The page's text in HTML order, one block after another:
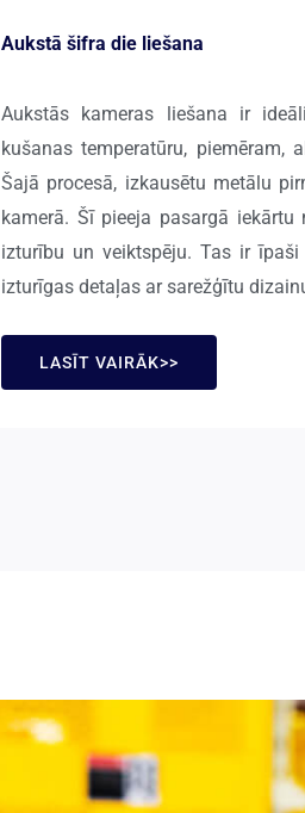
Aukstā šifra die liešana
Aukstās kameras liešana ir
kušanas temperatūru, piemēram,
Šajā procesā, izkausētu metālu
kamerā. Šī pieeja pasargā
izturību un veiktspēju. Tas ir
izturīgas detaļas ar sarežģītu
LASĪT VAIRĀK>>